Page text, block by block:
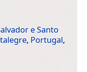
e Santo
, Portugal,